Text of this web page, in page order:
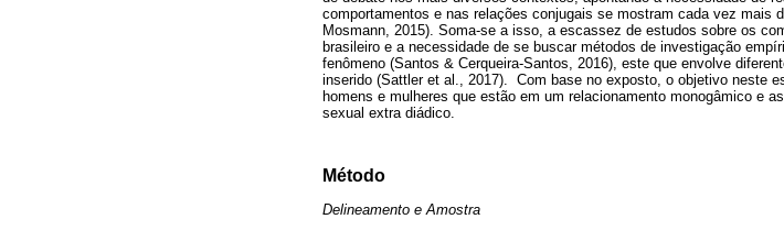
comportamentos e nas relações conjugais se mostram cada vez mais
Mosmann, 2015). Soma-se a isso, a escassez de estudos sobre os
brasileiro e a necessidade de se buscar métodos de investigação
fenômeno (Santos & Cerqueira-Santos, 2016), este que envolve
inserido (Sattler et al., 2017). Com base no exposto, o objetivo neste
homens e mulheres que estão em um relacionamento monogâmico e
sexual extra diádico.
Método
Delineamento e Amostra